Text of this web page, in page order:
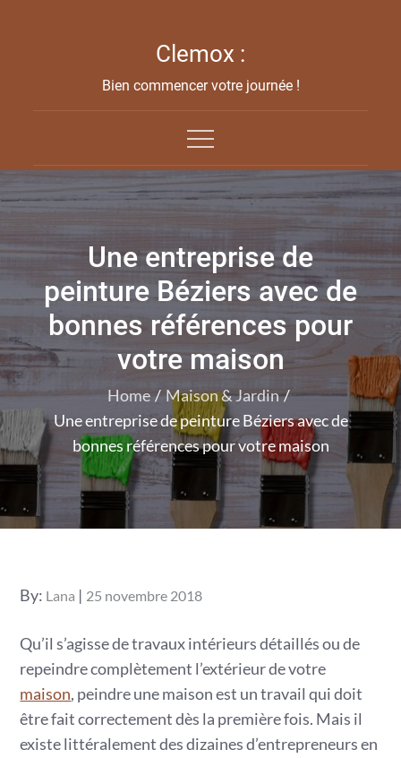
Clemox :
Bien commencer votre journée !
Une entreprise de
peinture Béziers avec de
bonnes références pour
votre maison
Home
Maison & Jardin
Une entreprise de peinture Béziers avec de
bonnes références pour votre maison
By: Lana
Posted
25 novembre 2018
Qu’il s’agisse de travaux intérieurs détaillés ou de
repeindre complètement l’extérieur de votre
maison, peindre une maison est un travail qui doit
être fait correctement dès la première fois. Mais il
existe littéralement des dizaines d’entrepreneurs en